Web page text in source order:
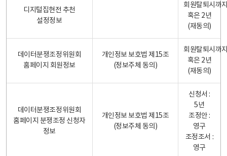
디지털집현전 추천
설정정보
회원탈퇴시까
혹은 2년
(재동의)
데이터분쟁조정위원회
홈페이지 회원정보
개인정보 보호법 제15조
(정보주체 동의)
회원탈퇴시까
혹은 2년
(재동의)
데이터분쟁조정위원회
홈페이지 분쟁조정 신청자
정보
개인정보 보호법 제15조
(정보주체 동의)
신청서 :
5년
조정안 :
영구
조정조서 :
영구